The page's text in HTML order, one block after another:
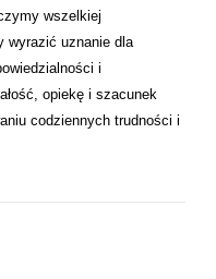
wszelkiej
wyrazić uznanie dla
i
opiekę i szacunek
codziennych trudności i